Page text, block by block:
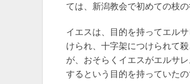
ては、新潟教会で初めての枝
イエスは、目的を持ってエル
けられ、十字架につけられて
が、おそらくイエスがエルサ
するという目的を持っていたの